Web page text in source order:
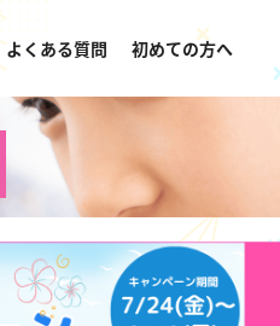
よくある質問 初めての方へ